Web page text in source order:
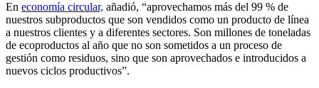
En economía circular, añadió, “aprovechamos más del 99 % de
nuestros subproductos que son vendidos como un producto de línea
a nuestros clientes y a diferentes sectores. Son millones de toneladas
de ecoproductos al año que no son sometidos a un proceso de
gestión como residuos, sino que son aprovechados e introducidos a
nuevos ciclos productivos”.